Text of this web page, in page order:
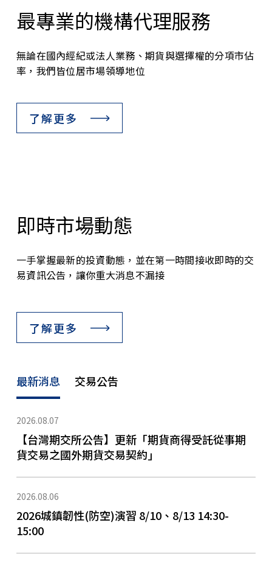
最專業的機構代理服務
無論在國內經紀或法人業務、期貨與選擇權的分項市佔
率，我們皆位居市場領導地位
了解更多
即時市場動態
一手掌握最新的投資動態，並在第一時間接收即時的交
易資訊公告，讓你重大消息不漏接
了解更多
最新消息 交易公告
2026.08.07
【台灣期交所公告】更新「期貨商得受託從事期
貨交易之國外期貨交易契約」
2026.08.06
2026城鎮韌性(防空)演習 8/10、8/13 14:30-
15:00